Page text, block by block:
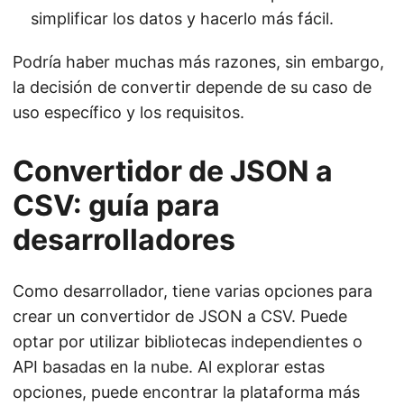
simplificar los datos y hacerlo más fácil.
Podría haber muchas más razones, sin embargo,
la decisión de convertir depende de su caso de
uso específico y los requisitos.
Convertidor de JSON a
CSV: guía para
desarrolladores
Como desarrollador, tiene varias opciones para
crear un convertidor de JSON a CSV. Puede
optar por utilizar bibliotecas independientes o
API basadas en la nube. Al explorar estas
opciones, puede encontrar la plataforma más